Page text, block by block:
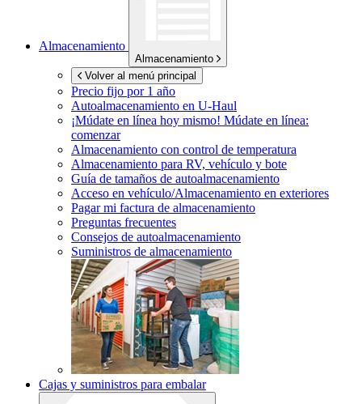
Almacenamiento
Almacenamiento
Volver al menú principal
Precio fijo por 1 año
Autoalmacenamiento en U-Haul
¡Múdate en línea hoy mismo! Múdate en línea:
comenzar
Almacenamiento con control de temperatura
Almacenamiento para RV, vehículo y bote
Guía de tamaños de autoalmacenamiento
Acceso en vehículo/Almacenamiento en exteriores
Pagar mi factura de almacenamiento
Preguntas frecuentes
Consejos de autoalmacenamiento
Suministros de almacenamiento
Cajas y suministros para embalar